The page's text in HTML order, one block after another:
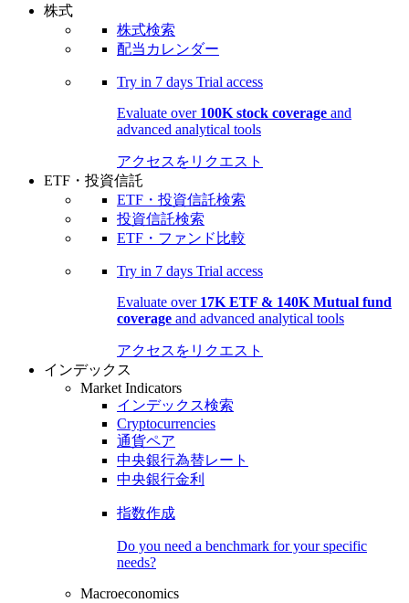
株式
株式検索
配当カレンダー
Try in 7 days Trial access
Evaluate over 100K stock coverage and
advanced analytical tools
アクセスをリクエスト
ETF・投資信託
ETF・投資信託検索
投資信託検索
ETF・ファンド比較
Try in 7 days Trial access
Evaluate over 17K ETF & 140K Mutual fund
coverage and advanced analytical tools
アクセスをリクエスト
インデックス
Market Indicators
インデックス検索
Cryptocurrencies
通貨ペア
中央銀行為替レート
中央銀行金利
指数作成
Do you need a benchmark for your specific
needs?
Macroeconomics